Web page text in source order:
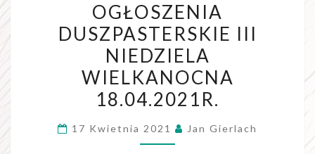
DUSZPASTERSKIE
III
NIEDZIELA
WIELKANOCNA
18.04.2021R.
OGŁOSZENIA
DUSZPASTERSKIE III
NIEDZIELA
WIELKANOCNA
18.04.2021R.
17 Kwietnia 2021 Jan Gierlach